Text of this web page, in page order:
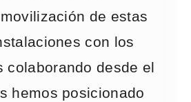
de estas
con los
colaborando desde el
hemos posicionado